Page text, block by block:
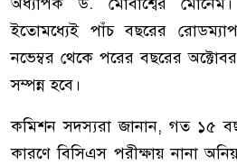
অধ্যাপক ড. মোবাশ্বের
ইতোমধ্যেই পাঁচ বছরের
নভেম্বর থেকে পরের বছরের
সম্পন্ন হবে।
কমিশন সদস্যরা জানান, গত ১৫
কারণে বিসিএস পরীক্ষায় নানা